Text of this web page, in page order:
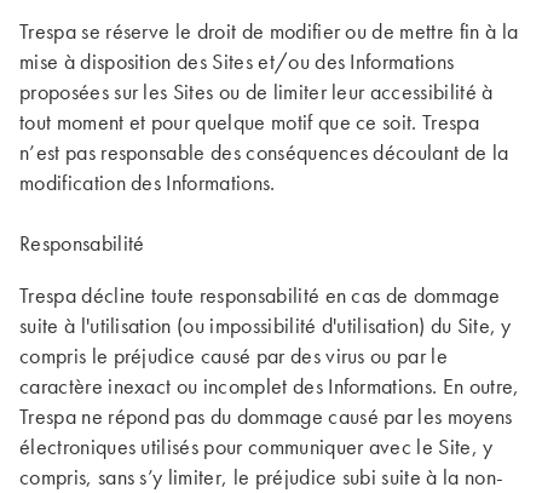
Trespa se réserve le droit de modifier ou de mettre fin à la
mise à disposition des Sites et/ou des Informations
proposées sur les Sites ou de limiter leur accessibilité à
tout moment et pour quelque motif que ce soit. Trespa
n’est pas responsable des conséquences découlant de la
modification des Informations.
Responsabilité
Trespa décline toute responsabilité en cas de dommage
suite à l'utilisation (ou impossibilité d'utilisation) du Site, y
compris le préjudice causé par des virus ou par le
caractère inexact ou incomplet des Informations. En outre,
Trespa ne répond pas du dommage causé par les moyens
électroniques utilisés pour communiquer avec le Site, y
compris, sans s’y limiter, le préjudice subi suite à la non-